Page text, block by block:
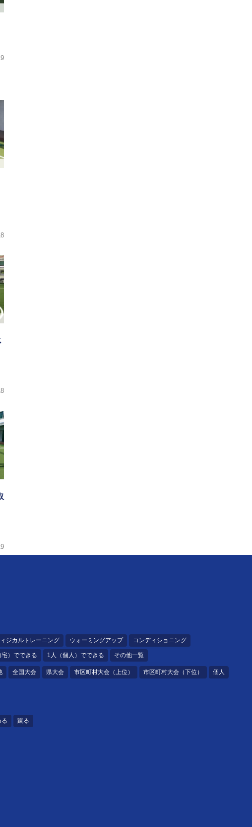
ジカルトレーニング ウォーミングアップ コンディショニング
）でできる 1人（個人）でできる その他一覧
全国大会 県大会 市区町村大会（上位） 市区町村大会（下位） 個人
る 蹴る